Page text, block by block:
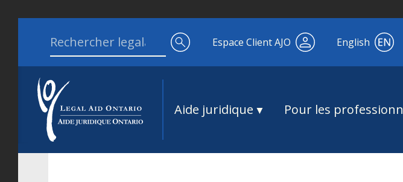
Search for:
Espace Client AJO English
Aide juridique Pour les